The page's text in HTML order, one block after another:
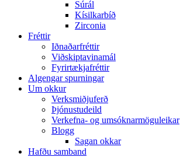
Súrál
Kísilkarbíð
Zirconia
Fréttir
Iðnaðarfréttir
Viðskiptavinamál
Fyrirtækjafréttir
Algengar spurningar
Um okkur
Verksmiðjuferð
Þjónustudeild
Verkefna- og umsóknarmöguleikar
Blogg
Sagan okkar
Hafðu samband